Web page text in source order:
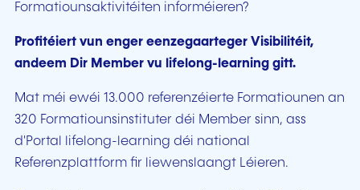
Formatiounsaktivitéiten informéieren?
Profitéiert vun enger eenzegaarteger Visibilitéit,
andeem Dir Member vu lifelong-learning gitt.
Mat méi ewéi 13.000 referenzéierte Formatiounen an
320 Formatiounsinstituter déi Member sinn, ass
d'Portal lifelong-learning déi national
Referenzplattform fir liewenslaangt Léieren.